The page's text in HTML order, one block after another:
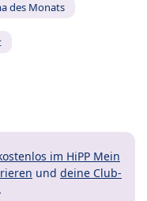
des Monats
im HiPP Mein
und deine Club-